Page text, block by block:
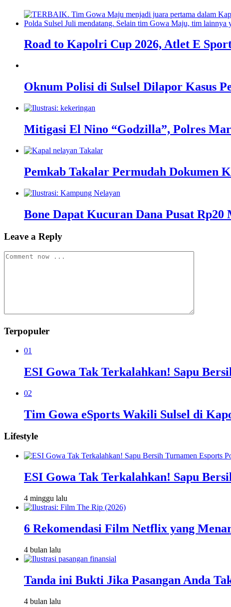
Road to Kapolri Cup 2026, Atlet E
Oknum Polisi di Sulsel Dilapor Kasus
Mitigasi El Nino “Godzilla”, Polres
Pemkab Takalar Permudah Dokumen
Bone Dapat Kucuran Dana Pusat
Leave a Reply
Terpopuler
01
ESI Gowa Tak Terkalahkan! Sapu
02
Tim Gowa eSports Wakili Sulsel di
Lifestyle
ESI Gowa Tak Terkalahkan! Sapu
4 minggu lalu
6 Rekomendasi Film Netflix yang
4 bulan lalu
Tanda ini Bukti Jika Pasangan Anda
4 bulan lalu